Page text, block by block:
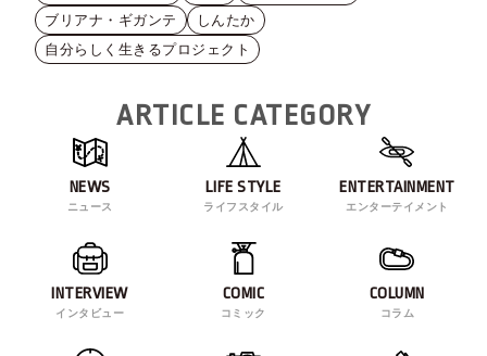
ブリアナ・ギガンテ
しんたか
自分らしく生きるプロジェクト
ARTICLE CATEGORY
NEWS
ニュース
LIFE STYLE
ライフスタイル
ENTERTAINMENT
エンターテイメント
INTERVIEW
インタビュー
COMIC
コミック
COLUMN
コラム